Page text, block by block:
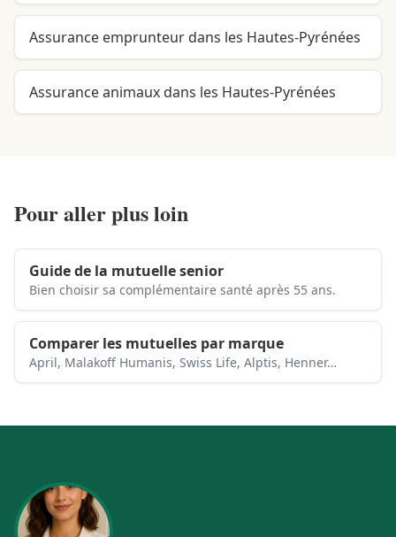
Assurance emprunteur dans les Hautes-Pyrénées
Assurance animaux dans les Hautes-Pyrénées
Pour aller plus loin
Guide de la mutuelle senior
Bien choisir sa complémentaire santé après 55 ans.
Comparer les mutuelles par marque
April, Malakoff Humanis, Swiss Life, Alptis, Henner…